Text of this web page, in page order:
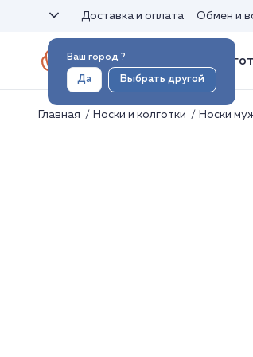
Ваш город ?
Да Выбрать другой
Доставка и оплата Обмен и
Носки и
Главная Носки и колготки Носки